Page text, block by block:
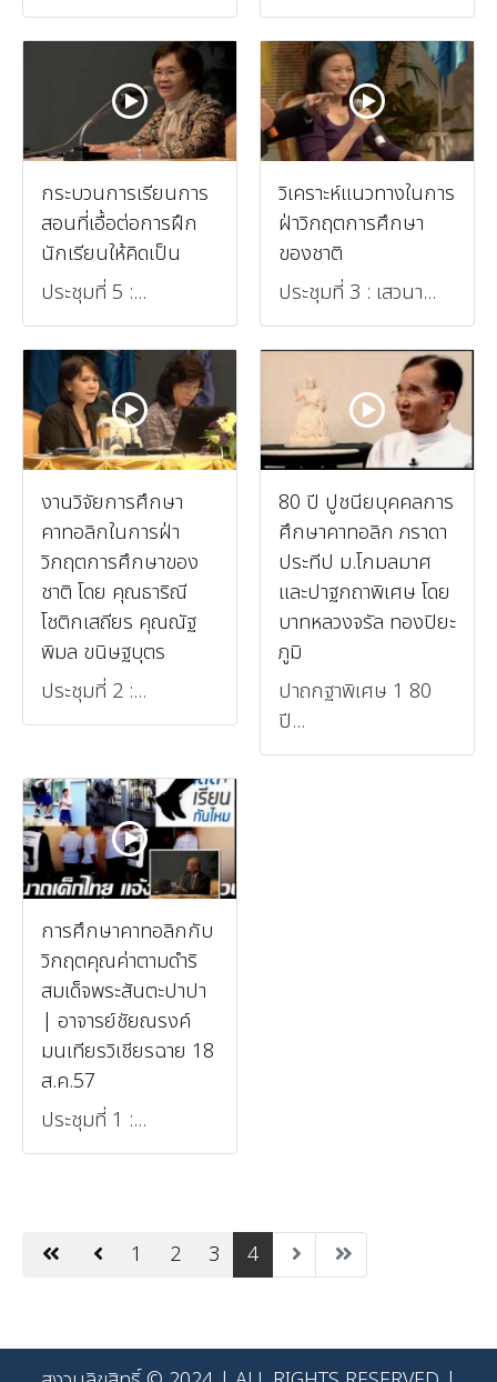
กระบวนการเรียนการ
สอนที่เอื้อต่อการฝึก
นักเรียนให้คิดเป็น
ประชุมที่ 5 :...
วิเคราะห์แนวทางในการ
ฝ่าวิกฤตการศึกษา
ของชาติ
ประชุมที่ 3 : เสวนา...
งานวิจัยการศึกษา
คาทอลิกในการฝ่า
วิกฤตการศึกษาของ
ชาติ โดย คุณธาริณี
โชติกเสถียร คุณณัฐ
พิมล ขนิษฐบุตร
ประชุมที่ 2 :...
80 ปี ปูชนียบุคคลการ
ศึกษาคาทอลิก ภราดา
ประทีป ม.โกมลมาศ
และปาฐกถาพิเศษ โดย
บาทหลวงจรัล ทองปิยะ
ภูมิ
ปาถกฐาพิเศษ 1 80
ปี...
การศึกษาคาทอลิกกับ
วิกฤตคุณค่าตามดำริ
สมเด็จพระสันตะปาปา
| อาจารย์ชัยณรงค์
มนเทียรวิเชียรฉาย 18
ส.ค.57
ประชุมที่ 1 :...
1 2 3 4